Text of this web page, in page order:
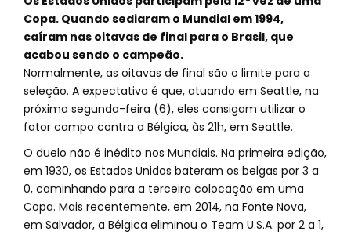
Copa. Quando sediaram o Mundial em 1994,
caíram nas oitavas de final para o Brasil, que
acabou sendo o campeão.
Normalmente, as oitavas de final são o limite para a
seleção. A expectativa é que, atuando em Seattle, na
próxima segunda-feira (6), eles consigam utilizar o
fator campo contra a Bélgica, às 21h, em Seattle.
O duelo não é inédito nos Mundiais. Na primeira edição,
em 1930, os Estados Unidos bateram os belgas por 3 a
0, caminhando para a terceira colocação em uma
Copa. Mais recentemente, em 2014, na Fonte Nova,
em Salvador, a Bélgica eliminou o Team U.S.A. por 2 a 1,